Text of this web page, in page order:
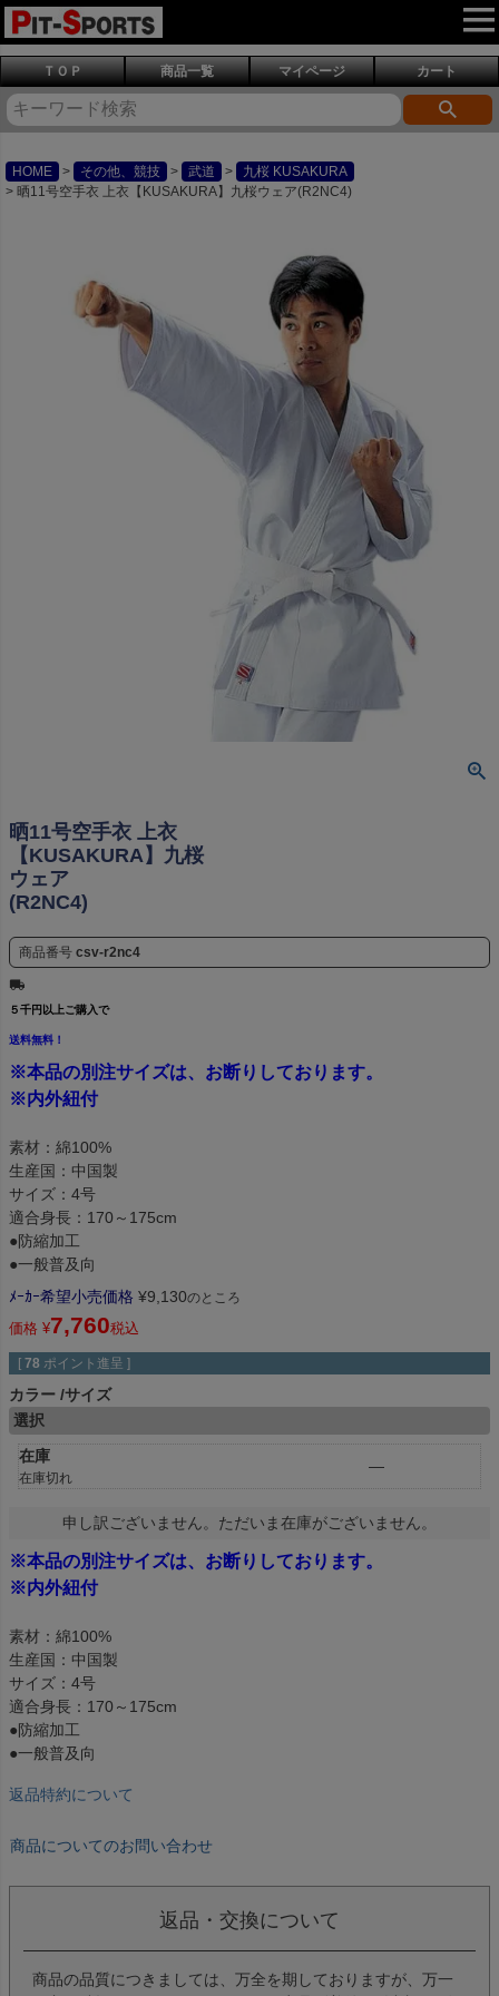
ＴＯＰ 商品一覧 マイページ カート
HOME その他、競技 武道
九桜 KUSAKURA
晒11号空手衣 上衣【KUSAKURA】九桜ウェア(R2NC4)
晒11号空手衣 上衣
【KUSAKURA】九桜
ウェア
(R2NC4)
商品番号 csv-r2nc4
５千円以上ご購入で
送料無料！
※本品の別注サイズは、お断りしております。
※内外紐付
素材：綿100%
生産国：中国製
サイズ：4号
適合身長：170～175cm
●防縮加工
●一般普及向
ﾒｰｶｰ希望小売価格 ¥9,130のところ
価格 ¥7,760税込
[ 78 ポイント進呈 ]
カラー サイズ
選択
在庫
在庫切れ
—
申し訳ございません。ただいま在庫がございません。
※本品の別注サイズは、お断りしております。
※内外紐付
素材：綿100%
生産国：中国製
サイズ：4号
適合身長：170～175cm
●防縮加工
●一般普及向
返品特約について
商品についてのお問い合わせ
返品・交換について
商品の品質につきましては、万全を期しておりますが、万一